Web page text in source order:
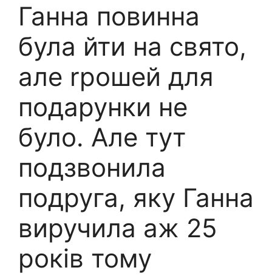
Ганна повинна
була йти на свято,
але rрошей для
подарунки не
було. Але тут
подзвонила
подруга, яку Ганна
виручила аж 25
років тому